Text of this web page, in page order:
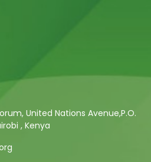
United Nations Avenue,P.O.
, Kenya